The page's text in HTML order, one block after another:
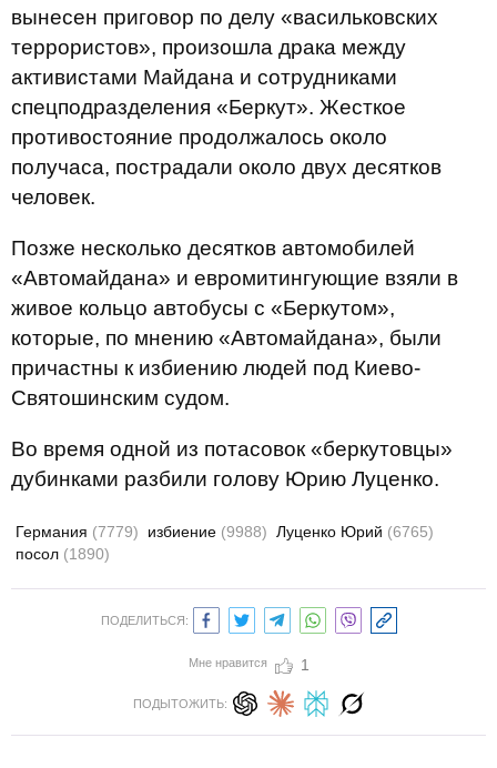
вынесен приговор по делу «васильковских
террористов», произошла драка между
активистами Майдана и сотрудниками
спецподразделения «Беркут». Жесткое
противостояние продолжалось около
получаса, пострадали около двух десятков
человек.
Позже несколько десятков автомобилей
«Автомайдана» и евромитингующие взяли в
живое кольцо автобусы с «Беркутом»,
которые, по мнению «Автомайдана», были
причастны к избиению людей под Киево-
Святошинским судом.
Во время одной из потасовок «беркутовцы»
дубинками разбили голову Юрию Луценко.
Германия (7779) избиение (9988) Луценко Юрий (6765)
посол (1890)
ПОДЕЛИТЬСЯ:
Мне нравится 1
ПОДЫТОЖИТЬ: